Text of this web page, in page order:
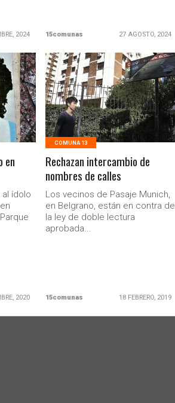
2024 15comunas 27 AGOSTO, 2024
en
al ídolo
2020
LEER MAS
COMUNA 13
Rechazan intercambio de
nombres de calles
Los vecinos de Pasaje Munich,
en Belgrano, están en contra de
la ley de doble lectura
aprobada...
15comunas 18 FEBRERO, 2019